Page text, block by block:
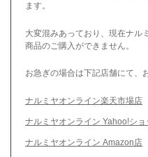
ます。
大変混みあっており、現在ナル
商品のご購入ができません。
お急ぎの場合は下記店舗にて、
ナルミヤオンライン楽天市場店
ナルミヤオンライン Yahoo!シ
ナルミヤオンライン Amazon店